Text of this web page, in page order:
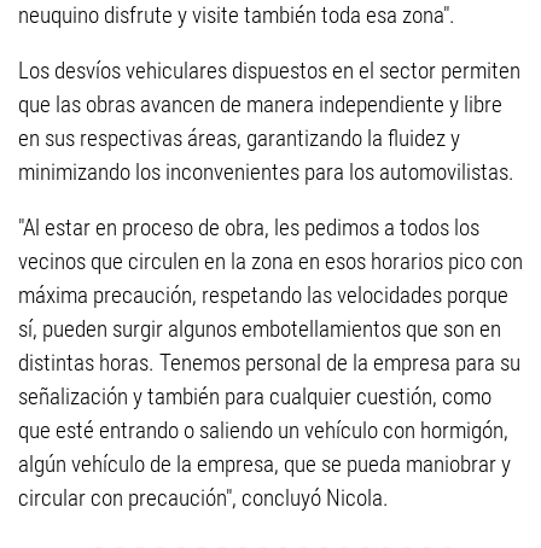
neuquino disfrute y visite también toda esa zona".
Los desvíos vehiculares dispuestos en el sector permiten
que las obras avancen de manera independiente y libre
en sus respectivas áreas, garantizando la fluidez y
minimizando los inconvenientes para los automovilistas.
"Al estar en proceso de obra, les pedimos a todos los
vecinos que circulen en la zona en esos horarios pico con
máxima precaución, respetando las velocidades porque
sí, pueden surgir algunos embotellamientos que son en
distintas horas. Tenemos personal de la empresa para su
señalización y también para cualquier cuestión, como
que esté entrando o saliendo un vehículo con hormigón,
algún vehículo de la empresa, que se pueda maniobrar y
circular con precaución", concluyó Nicola.